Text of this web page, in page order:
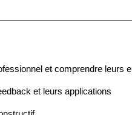
et comprendre leurs
et leurs applications